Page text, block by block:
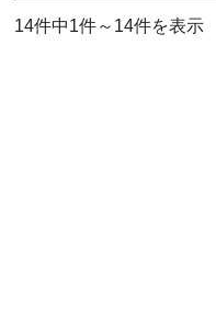
14件中1件～14件を表示